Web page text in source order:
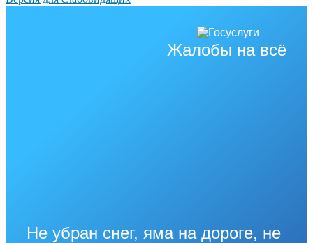
Жалобы на всё
Не убран снег, яма на дороге, не